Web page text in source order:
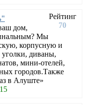
Рейтинг
70
дом,
Мы
корпусную и
диваны,
мини-отелей,
городов.Также
в Алуште»